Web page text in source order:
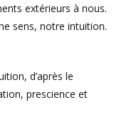
extérieurs à nous.
sens, notre intuition.
d’après le
prescience et